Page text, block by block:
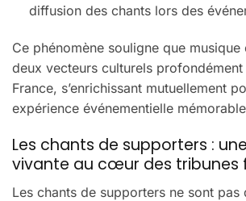
diffusion des chants lors des
Ce phénomène souligne que
deux vecteurs culturels
France, s’enrichissant mutuellement
expérience événementielle
Les chants de supporters :
vivante au cœur des tribunes
Les chants de supporters ne sont pas